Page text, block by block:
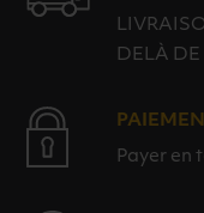
DELÀ
Payer en